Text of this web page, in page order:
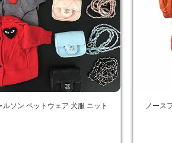
ルソン ペットウェア 犬服 ニット ノース